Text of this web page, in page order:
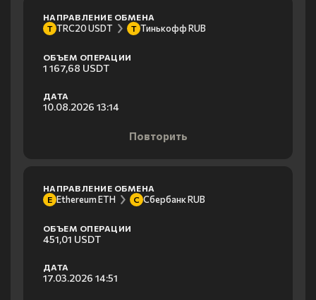
НАПРАВЛЕНИЕ ОБМЕНА
T TRC20 USDT Т Тинькофф RUB
ОБЪЕМ ОПЕРАЦИИ
1 167,68 USDT
ДАТА
10.08.2026 13:14
Повторить
НАПРАВЛЕНИЕ ОБМЕНА
E Ethereum ETH С Сбербанк RUB
ОБЪЕМ ОПЕРАЦИИ
451,01 USDT
ДАТА
17.03.2026 14:51